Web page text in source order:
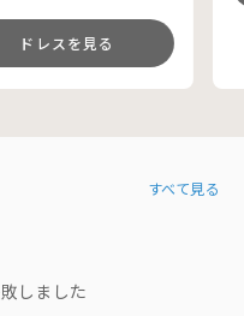
見る
すべて見る
しました